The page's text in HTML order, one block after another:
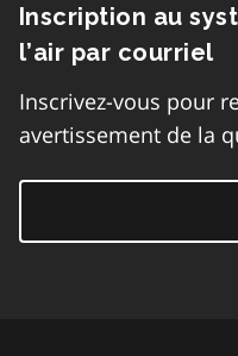
Inscription au
l’air par courriel
Inscrivez-vous pour
avertissement de la